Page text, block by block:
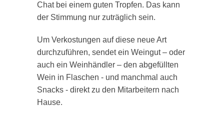
Chat bei einem guten Tropfen. Das kann
der Stimmung nur zuträglich sein.
Um Verkostungen auf diese neue Art
durchzuführen, sendet ein Weingut – oder
auch ein Weinhändler – den abgefüllten
Wein in Flaschen - und manchmal auch
Snacks - direkt zu den Mitarbeitern nach
Hause.